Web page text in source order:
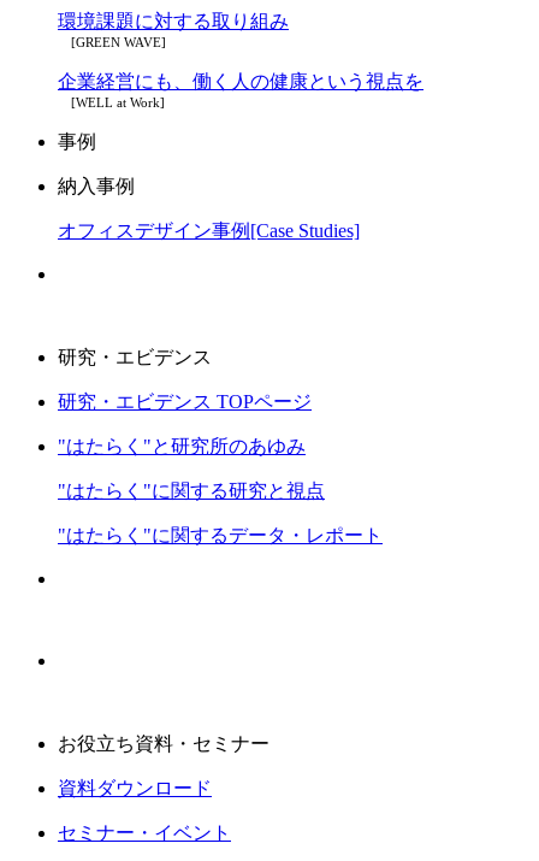
環境課題に対する取り組み
[GREEN WAVE]
企業経営にも、働く人の健康という視点を
[WELL at Work]
事例
納入事例
オフィスデザイン事例[Case Studies]
研究・エビデンス
研究・エビデンス TOPページ
"はたらく"と研究所のあゆみ
"はたらく"に関する研究と視点
"はたらく"に関するデータ・レポート
お役立ち資料・セミナー
資料ダウンロード
セミナー・イベント